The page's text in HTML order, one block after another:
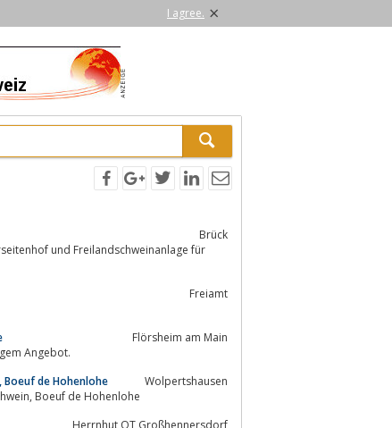
I agree. ×
Brück
Freiamt
Flörsheim am Main
Angebot.
Boeuf de Hohenlohe
Wolpertshausen
Bäuerliche Erzeugergemeinschaft Schwäbisch Hall Schwäbisch Hällisches Landschwein, Boeuf de Hohenlohe
Herrnhut OT Großhennersdorf